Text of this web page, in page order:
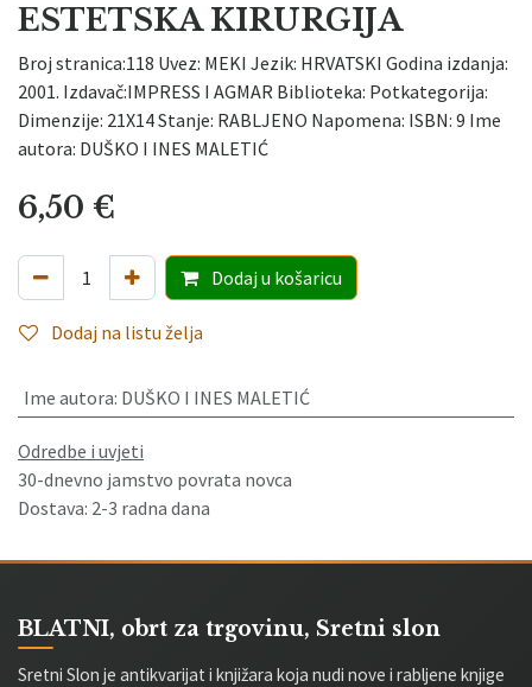
ESTETSKA KIRURGIJA
Broj stranica:118 Uvez: MEKI Jezik: HRVATSKI Godina izdanja:
2001. Izdavač:IMPRESS I AGMAR Biblioteka: Potkategorija:
Dimenzije: 21X14 Stanje: RABLJENO Napomena: ISBN: 9 Ime
autora: DUŠKO I INES MALETIĆ
6,50 €
Dodaju košaricu
Dodaj na listu želja
Ime autora: DUŠKO I INES MALETIĆ
Odredbe i uvjeti
30-dnevno jamstvo povrata novca
Dostava: 2-3 radna dana
BLATNI, obrt za trgovinu, Sretni slon
Sretni Slon je antikvarijat i knjižara koja nudi nove i rabljene knjige